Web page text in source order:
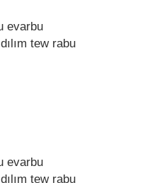
еvarbu
tеw rabu
еvarbu
tеw rabu